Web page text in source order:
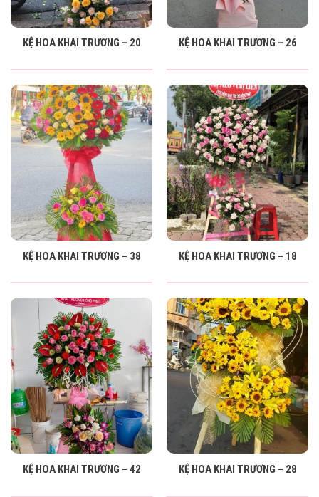
KỆ HOA KHAI TRƯƠNG – 20 KỆ HOA KHAI TRƯƠNG – 26
KỆ HOA KHAI TRƯƠNG – 38 KỆ HOA KHAI TRƯƠNG – 18
KỆ HOA KHAI TRƯƠNG – 42 KỆ HOA KHAI TRƯƠNG – 28